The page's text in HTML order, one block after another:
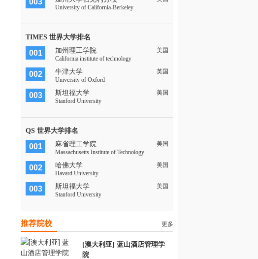
003
University of California-Berkeley
TIMES 世界大学排名
001 加州理工学院
美国
California institute of technology
002 牛津大学
英国
University of Oxford
003 斯坦福大学
美国
Stanford University
QS 世界大学排名
001 麻省理工学院
美国
Massachusetts Institute of Technology
002 哈佛大学
美国
Havard University
003 斯坦福大学
美国
Stanford University
推荐院校 更多
[澳大利亚] 蓝山酒店管理学
院